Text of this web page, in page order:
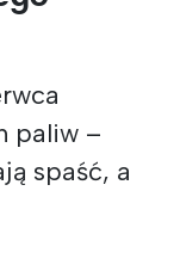
paliw –
spaść, a